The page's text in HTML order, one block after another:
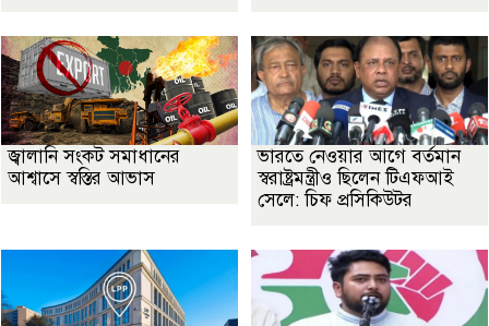
জ্বালানি সংকট সমাধানের
আশ্বাসে স্বস্তির আভাস
ভারতে নেওয়ার আগে বর্তমান
স্বরাষ্ট্রমন্ত্রীও ছিলেন টিএফআই
সেলে: চিফ প্রসিকিউটর